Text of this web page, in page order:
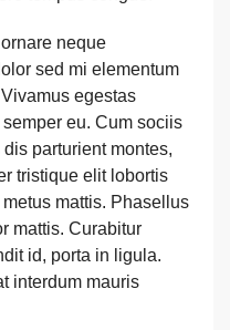
neque
sed mi elementum
egestas
eu. Cum sociis
parturient montes,
tristique elit lobortis
mattis. Phasellus
mattis. Curabitur
id, porta in ligula.
interdum mauris